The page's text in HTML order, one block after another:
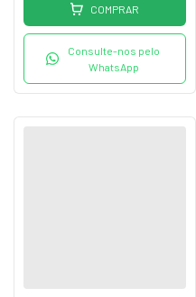
COMPRAR
Consulte-nos pelo
WhatsApp